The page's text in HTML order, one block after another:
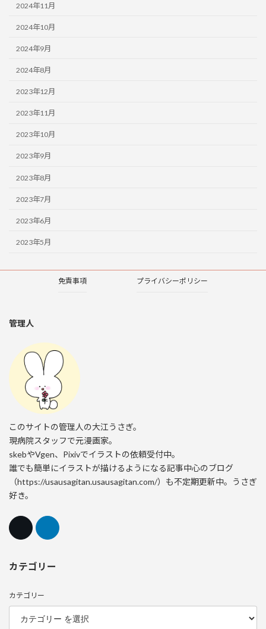
2024年11月
2024年10月
2024年9月
2024年8月
2023年12月
2023年11月
2023年10月
2023年9月
2023年8月
2023年7月
2023年6月
2023年5月
免責事項 プライバシーポリシー
管理人
このサイトの管理人の大江うさぎ。
現病院スタッフで元漫画家。
skebやVgen、Pixivでイラストの依頼受付中。
誰でも簡単にイラストが描けるようになる記事中心のブログ
（https://usausagitan.usausagitan.com/）も不定期更新中。うさぎ
好き。
カテゴリー
カテゴリー